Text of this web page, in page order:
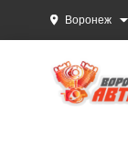
Воронеж